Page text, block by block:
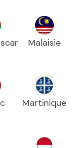
Malaisie
Martinique